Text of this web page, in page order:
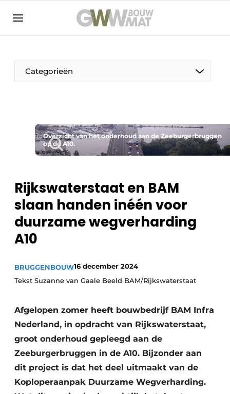
NL EN
Categorieën
De Pen
Vrouw in de bouw
Duurzaamheid & Innovatie
Fundering
Kopen/Huren/Leasen
Overzicht van het onderhoud aan de Zeeburgerbruggen
op de A10.
Rijkswaterstaat en BAM
slaan handen inéén voor
duurzame wegverharding
A10
BRUGGENBOUW16 december 2024
Tekst Suzanne van Gaale Beeld BAM/Rijkswaterstaat
Afgelopen zomer heeft bouwbedrijf BAM Infra
Nederland, in opdracht van Rijkswaterstaat,
groot onderhoud gepleegd aan de
Zeeburgerbruggen in de A10. Bijzonder aan
dit project is dat het deel uitmaakt van de
Koploperaanpak Duurzame Wegverharding.